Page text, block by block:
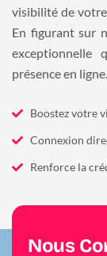
visibilité de
En figurant sur
exceptionnelle
présence en ligne.
Boostez votre
Connexion
Renforce la
Nous